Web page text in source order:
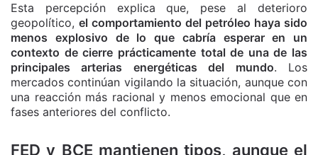
Esta percepción explica que, pese al deterioro
geopolítico, el comportamiento del petróleo haya sido
menos explosivo de lo que cabría esperar en un
contexto de cierre prácticamente total de una de las
principales arterias energéticas del mundo. Los
mercados continúan vigilando la situación, aunque con
una reacción más racional y menos emocional que en
fases anteriores del conflicto.
FED y BCE mantienen tipos, aunque el